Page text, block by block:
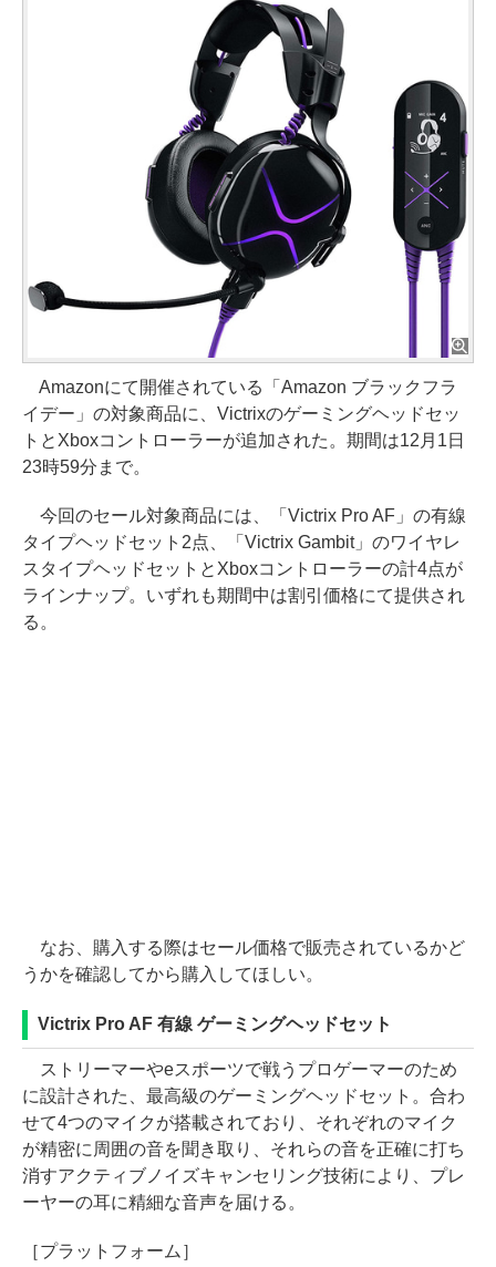
Amazonにて開催されている「Amazon ブラックフラ
イデー」の対象商品に、Victrixのゲーミングヘッドセッ
トとXboxコントローラーが追加された。期間は12月1日
23時59分まで。
今回のセール対象商品には、「Victrix Pro AF」の有線
タイプヘッドセット2点、「Victrix Gambit」のワイヤレ
スタイプヘッドセットとXboxコントローラーの計4点が
ラインナップ。いずれも期間中は割引価格にて提供され
る。
なお、購入する際はセール価格で販売されているかど
うかを確認してから購入してほしい。
Victrix Pro AF 有線 ゲーミングヘッドセット
ストリーマーやeスポーツで戦うプロゲーマーのため
に設計された、最高級のゲーミングヘッドセット。合わ
せて4つのマイクが搭載されており、それぞれのマイク
が精密に周囲の音を聞き取り、それらの音を正確に打ち
消すアクティブノイズキャンセリング技術により、プレ
ーヤーの耳に精細な音声を届ける。
［プラットフォーム］